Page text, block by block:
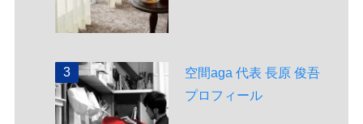
空間aga 代表 長原 俊吾
プロフィール